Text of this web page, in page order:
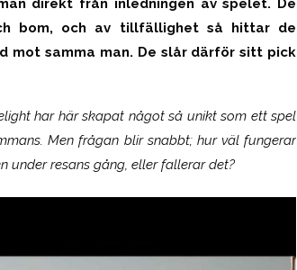
direkt från inledningen av spelet. De
bom, och av tillfällighet så hittar de
mot samma man. De slår därför sitt pick
har här skapat något så unikt som ett spel
Men frågan blir snabbt; hur väl fungerar
under resans gång, eller fallerar det?